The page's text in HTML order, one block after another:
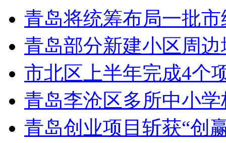
青岛将统筹布局一批市
青岛部分新建小区周
市北区上半年完成4个
青岛李沧区多所中小
青岛创业项目斩获“创